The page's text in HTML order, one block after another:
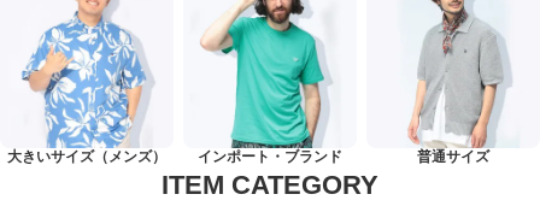
大きいサイズ（メンズ） インポート・ブランド 普通サイズ